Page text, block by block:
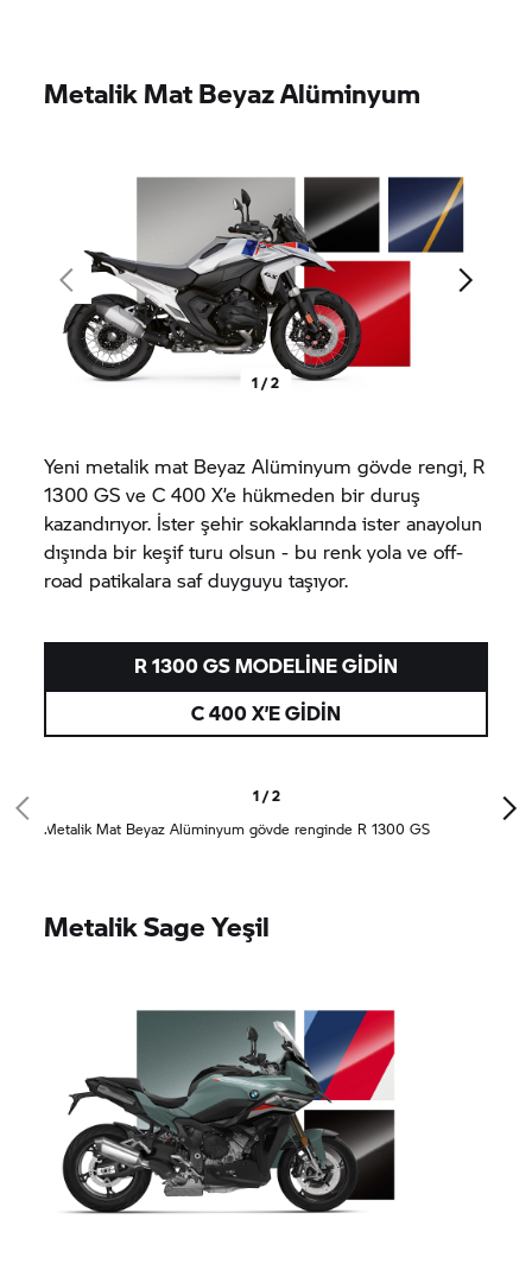
Metalik Mat Beyaz Alüminyum
1 / 2
Yeni metalik mat Beyaz Alüminyum gövde rengi, R
1300 GS veC 400 X’e hükmeden bir duruş
kazandırıyor. İster şehir sokaklarında ister anayolun
dışında bir keşif turu olsun - bu renk yola ve off-
road patikalara saf duyguyu taşıyor.
R 1300 GS MODELINE GIDIN
C 400 X’E GIDIN
1 / 2
Metalik Mat Beyaz Alüminyum gövde renginde R 1300 GS
Metalik Sage Yeşil